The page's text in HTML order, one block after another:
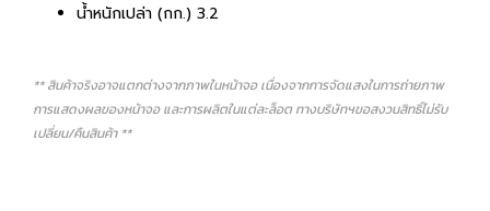
น้ำหนักเปล่า (กก.) 3.2
** สินค้าจริงอาจแตกต่างจากภาพในหน้าจอ เนื่องจากการจัดแสงในการถ่ายภาพ
การแสดงผลของหน้าจอ และการผลิตในแต่ละล็อต ทางบริษัทฯขอสงวนสิทธิ์ไม่รับ
เปลี่ยน/คืนสินค้า **